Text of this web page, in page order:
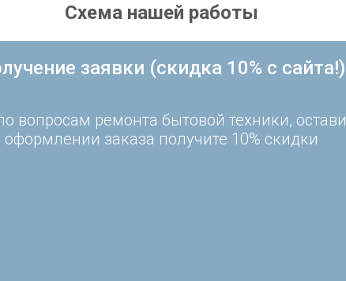
Схема нашей работы
заявки (скидка 10% с сайта!)
вопросам ремонта бытовой техники,
оформлении заказа получите 10% скидки